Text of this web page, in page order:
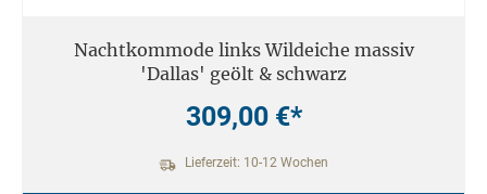
Nachtkommode links Wildeiche massiv
'Dallas' geölt & schwarz
309,00 €*
Lieferzeit: 10-12 Wochen